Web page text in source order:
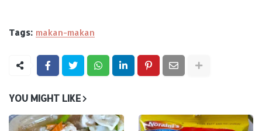
Tags: makan-makan
YOU MIGHT LIKE